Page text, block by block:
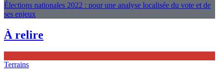
Élections nationales 2022 : pour une analyse localisée du vote et de
ses enjeux
À relire
Terrains